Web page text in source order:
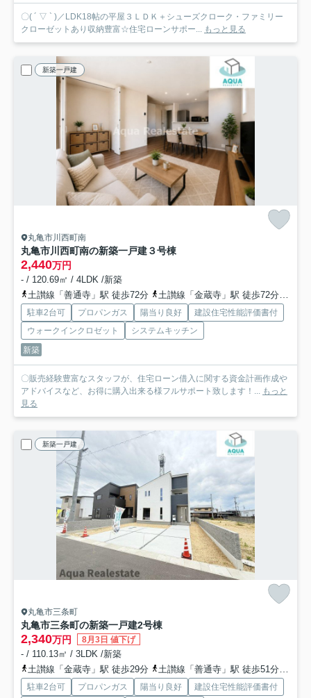
〇( ´ ▽ ` )／LDK18帖の平屋３ＬＤＫ＋シューズクローク・ファミリー
クローゼットあり収納豊富☆住宅ローンサポー...
もっと見る
新築一戸建
丸亀市川西町南
丸亀市川西町南の新築一戸建３号棟
2,440万円
- / 120.69㎡ / 4LDK /新築
土讃線「善通寺」駅 徒歩72分
土讃線「金蔵寺」駅 徒歩72分
駐車2台可 プロパンガス 陽当り良好
建設住宅性能評価書付
ウォークインクロゼット
システムキッチン
新築
〇販売経験豊富なスタッフが、住宅ローン借入に関する資金計画作成や
アドバイスなど、お得に購入出来る様フルサポート致します！...
もっと
見る
新築一戸建
丸亀市三条町
丸亀市三条町の新築一戸建2号棟
2,340万円 8月3日 値下げ
- / 110.13㎡ / 3LDK /新築
土讃線「金蔵寺」駅 徒歩29分
土讃線「善通寺」駅 徒歩51分
駐車2台可 プロパンガス 陽当り良好 建設住宅性能評価書付